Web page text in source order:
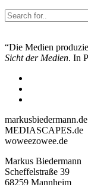
“Die Medien
Sicht der Medien. In
markusbiedermann.de
MEDIASCAPES.de
woweezowee.de
Markus Biedermann
Scheffelstraße 39
68259 Mannheim